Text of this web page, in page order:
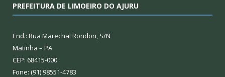
PREFEITURA DE LIMOEIRO DO AJURU
End.: Rua Marechal Rondon, S/N
Matinha – PA
CEP: 68415-000
Fone: (91) 98551-4783